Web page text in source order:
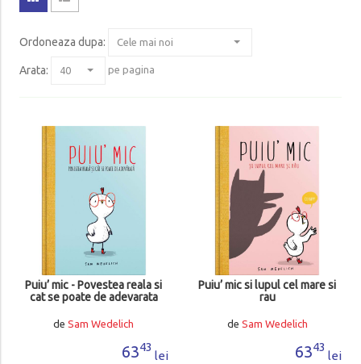
Ordoneaza dupa:
Arata: pe pagina
Puiu’ mic - Povestea reala si
cat se poate de adevarata
deSam Wedelich
6343
lei
Puiu’ mic si lupul cel mare si
rau
de Sam Wedelich
6343
lei